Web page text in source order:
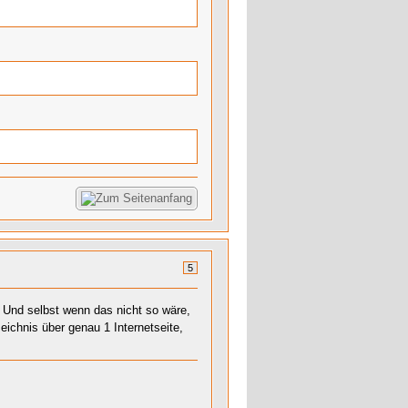
5
selbst wenn das nicht so wäre,
über genau 1 Internetseite,